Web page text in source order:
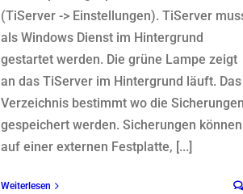
(TiServer -> Einstellungen). TiServer
als Windows Dienst im Hintergrund
gestartet werden. Die grüne Lampe zeigt
an das TiServer im Hintergrund läuft. Das
Verzeichnis bestimmt wo die
gespeichert werden. Sicherungen können
auf einer externen Festplatte, [...]
Weiterlesen